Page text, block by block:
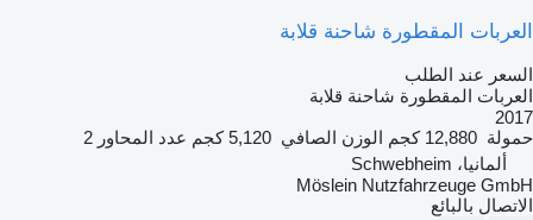
العربات المقطورة شاحنة قلابة
السعر عند الطلب
العربات المقطورة شاحنة قلابة
2017
حمولة 12,880 كجم الوزن الصافي 5,120 كجم عدد المحاور 2
ألمانيا، Schwebheim
Möslein Nutzfahrzeuge GmbH
الاتصال بالبائع